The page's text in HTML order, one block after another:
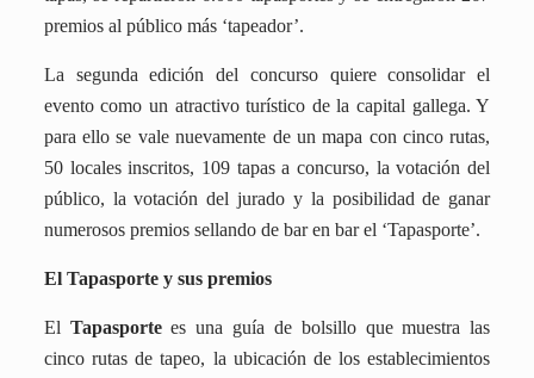
premios al público más ‘tapeador’.
La segunda edición del concurso quiereconsolidar el
evento como un atractivo turístico de la capital gallega. Y
para ello se vale nuevamente de un mapa con cinco rutas,
50 locales inscritos, 109 tapas a concurso, la votación del
público, la votación del jurado y la posibilidad de ganar
numerosos premios sellando de bar en bar el ‘Tapasporte’.
El Tapasporte y sus premios
El Tapasportees una guía de bolsilloque muestra las
cinco rutas de tapeo, la ubicación de los establecimientos